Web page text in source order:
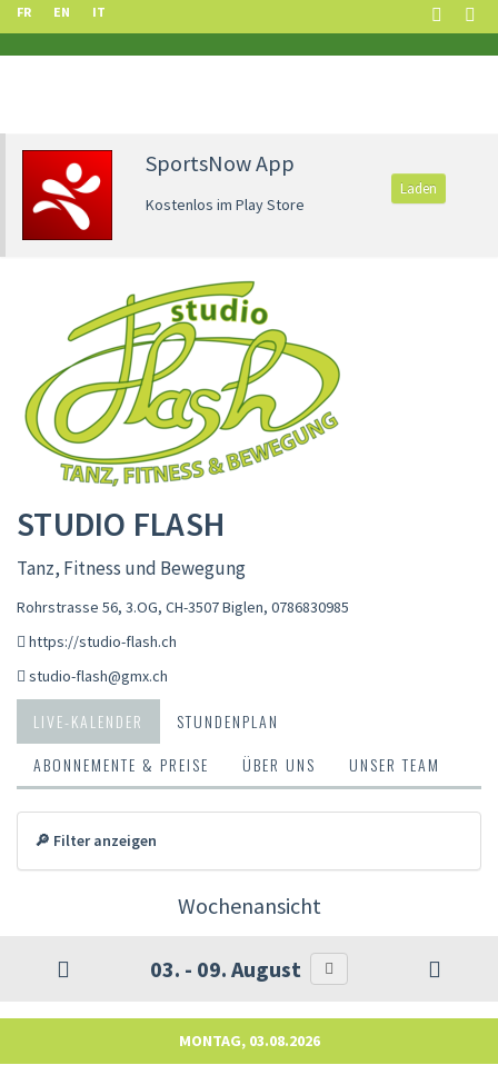
FR EN IT
SportsNow App
Kostenlos im Play Store
Laden
STUDIO FLASH
Tanz, Fitness und Bewegung
Rohrstrasse 56, 3.OG, CH-3507 Biglen, 0786830985
https://studio-flash.ch
studio-flash@gmx.ch
LIVE-KALENDER
STUNDENPLAN
ABONNEMENTE & PREISE
ÜBER UNS UNSER TEAM
🔎 Filter anzeigen
Wochenansicht
03. - 09. August
MONTAG, 03.08.2026